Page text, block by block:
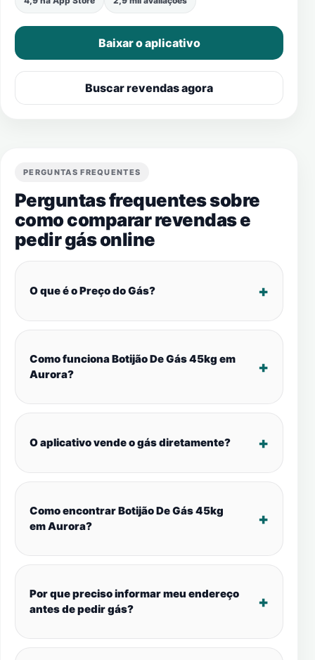
Baixar o aplicativo
Buscar revendas agora
PERGUNTAS FREQUENTES
Perguntas frequentes sobre
como comparar revendas e
pedir gás online
O que é o Preço do Gás?
Como funciona Botijão De Gás 45kg em
Aurora?
O aplicativo vende o gás diretamente?
Como encontrar Botijão De Gás 45kg
em Aurora?
Por que preciso informar meu endereço
antes de pedir gás?